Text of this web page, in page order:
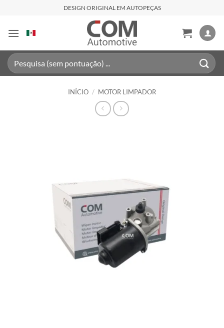
content
DESIGN ORIGINAL EM AUTOPEÇAS
Pesquisar
por:
INÍCIO / MOTOR LIMPADOR